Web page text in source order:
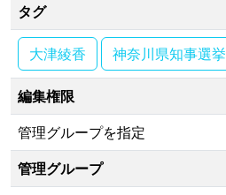
タグ
大津綾香 神奈川県知事選挙
編集権限
管理グループを指定
管理グループ